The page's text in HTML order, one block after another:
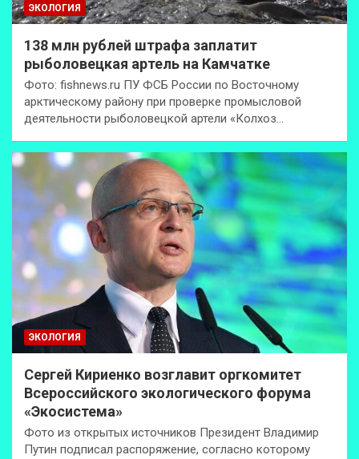
ЭКОЛОГИЯ
138 млн рублей штрафа заплатит
рыболовецкая артель на Камчатке
Фото: fishnews.ru ПУ ФСБ России по Восточному
арктическому району при проверке промысловой
деятельности рыболовецкой артели «Колхоз…
ЭКОЛОГИЯ
Сергей Кириенко возглавит оргкомитет
Всероссийского экологического форума
«Экосистема»
Фото из открытых источников Президент Владимир
Путин подписал распоряжение, согласно которому